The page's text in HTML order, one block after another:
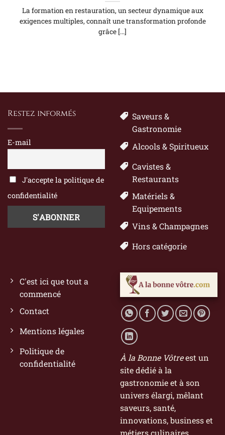
La formation en restauration, un secteur dynamique aux
exigences multiples, connaît une transformation profonde
grâce [...]
Restez informés
E-mail
J'accepte la politique de
confidentialité
Saveurs &
Gastronomie
Alcools & Spiritueux
Cavistes &
Restaurants
Matériels &
Equipements
Vins & Champagnes
Hors catégorie
C'est ici que tout a
commencé
Contact
Mentions légales
Politique de
confidentialité
À la Bonne Vôtreest un
site dédié à la
gastronomie et à son
univers élargi, mêlant
saveurs, santé,
innovations, business et
métiers culinaires.